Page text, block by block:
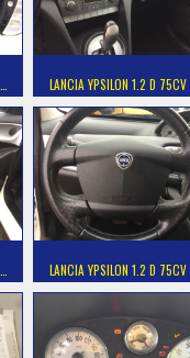
LANCIA YPSILON 1.2 D 75CV …
LANCIA YPSILON 1.2 D 75CV …